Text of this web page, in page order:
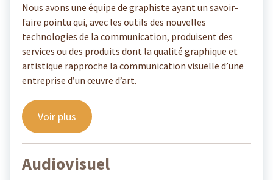
Nous avons une équipe de graphiste ayant un savoir-
faire pointu qui, avec les outils des nouvelles
technologies de la communication, produisent des
services ou des produits dont la qualité graphique et
artistique rapproche la communication visuelle d’une
entreprise d’un œuvre d’art.
Voir plus
Audiovisuel